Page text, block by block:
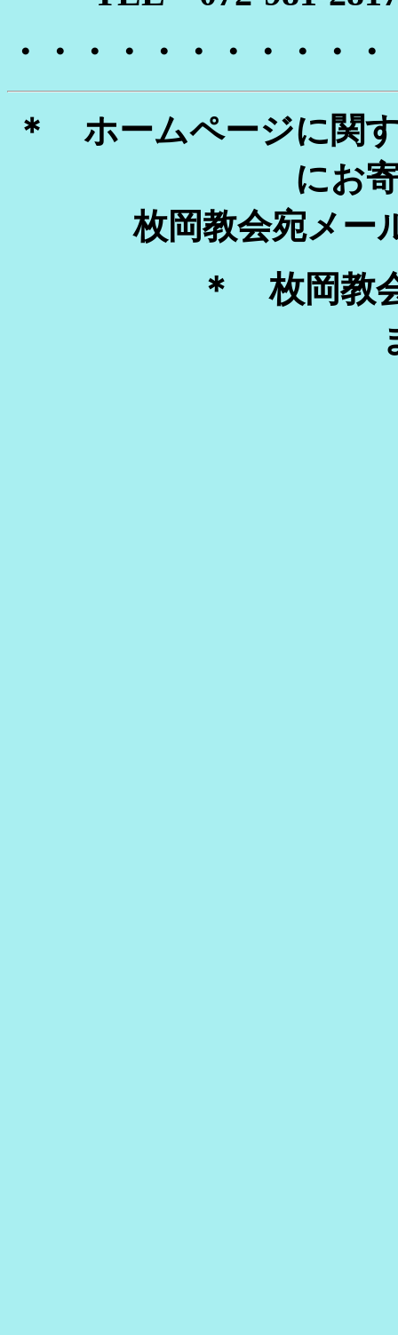
・・・・・・・・・・
＊ ホームページに関
にお
枚岡教会宛メー
＊ 枚岡教